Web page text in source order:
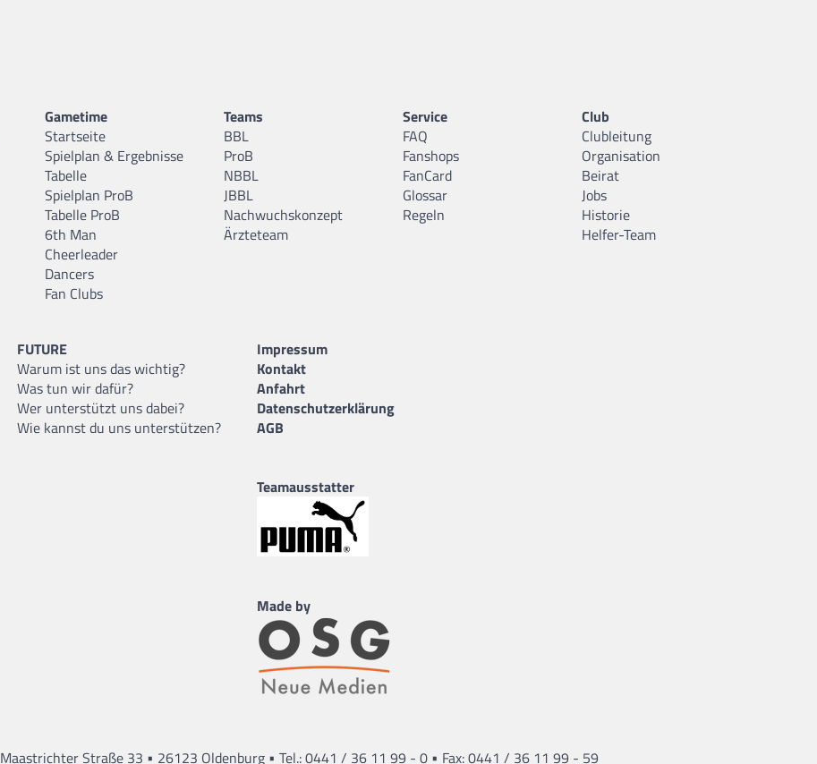
Gametime
Startseite
Spielplan & Ergebnisse
Tabelle
Spielplan ProB
Tabelle ProB
6th Man
Cheerleader
Dancers
Fan Clubs
Teams
BBL
ProB
NBBL
JBBL
Nachwuchskonzept
Ärzteteam
Service
FAQ
Fanshops
FanCard
Glossar
Regeln
Club
Clubleitung
Organisation
Beirat
Jobs
Historie
Helfer-Team
FUTURE
Warum ist uns das wichtig?
Was tun wir dafür?
Wer unterstützt uns dabei?
Wie kannst du uns unterstützen?
Impressum
Kontakt
Anfahrt
Datenschutzerklärung
AGB
Teamausstatter
Made by
Maastrichter Straße 33 • 26123 Oldenburg • Tel.: 0441 / 36 11 99 - 0 • Fax: 0441 / 36 11 99 - 59